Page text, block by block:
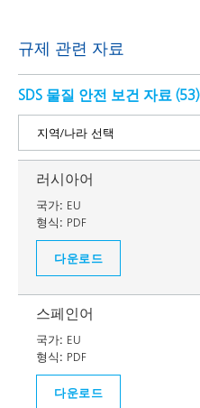
규제 관련 자료
SDS 물질 안전 보건 자료 (53)
러시아어
국가: EU
형식: PDF
다운로드
스페인어
국가: EU
형식: PDF
다운로드